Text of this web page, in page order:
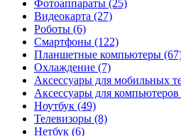
Фотоаппараты (25)
Видеокарта (27)
Роботы (6)
Смартфоны (122)
Планшетные компьютеры
Охлаждение (7)
Аксессуары для мобильных
Аксессуары для
Ноутбук (49)
Телевизоры (8)
Нетбук (6)